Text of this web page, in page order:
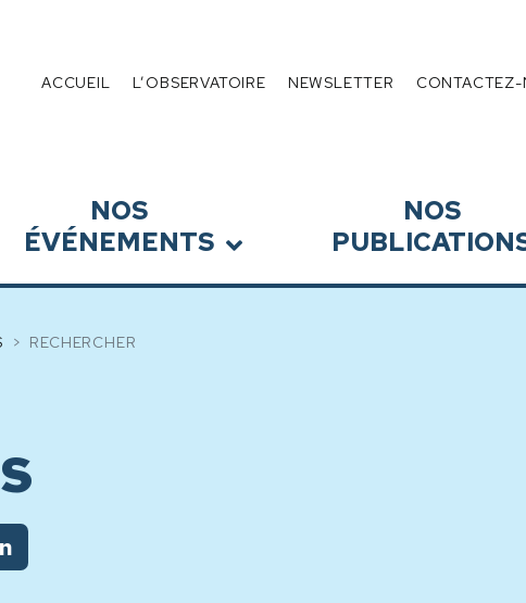
de l’Endettement
Menu
ACCUEIL L’OBSERVATOIRE NEWSLETTER
NOS
ÉVÉNEMENTS
NOS
RECHERCHER